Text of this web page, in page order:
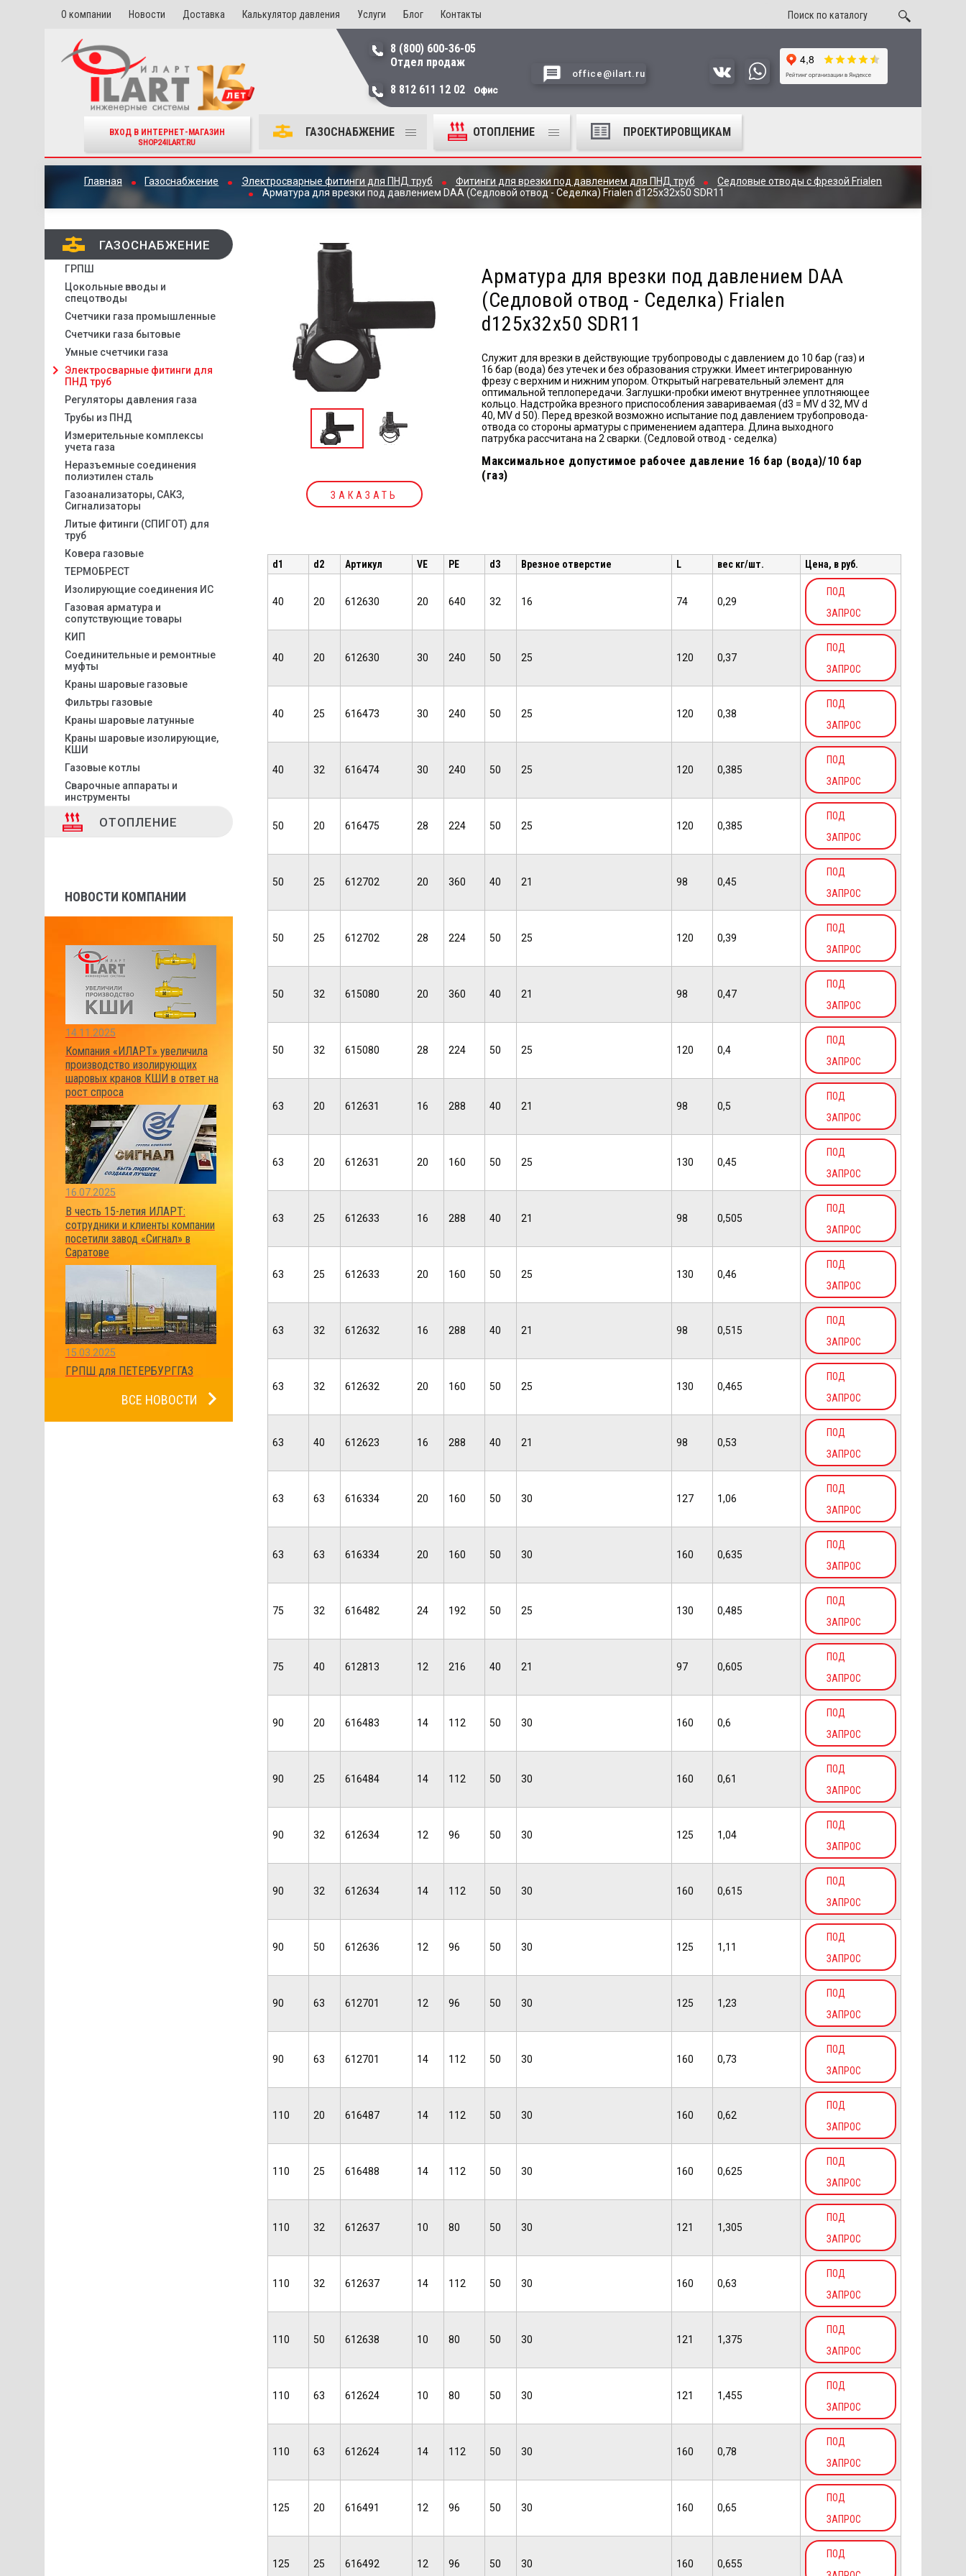
О компании Новости Доставка Калькулятор давления Услуги Блог Контакты
ВХОД В ИНТЕРНЕТ-МАГАЗИН
SHOP24ILART.RU
8 (800) 600-36-05
Отдел продаж
8 812 611 12 02
Офис
office@ilart.ru
ГАЗОСНАБЖЕНИЕ ОТОПЛЕНИЕ ПРОЕКТИРОВЩИКАМ
Главная Газоснабжение Электросварные фитинги для ПНД труб Фитинги для врезки под давлением для ПНД труб
Седловые отводы с фрезой Frialen
Арматура для врезки под давлением DAA (Седловой отвод - Седелка) Frialen d125x32x50 SDR11
ГАЗОСНАБЖЕНИЕ
ГРПШ
Цокольные вводы и
спецотводы
Счетчики газа промышленные
Счетчики газа бытовые
Умные счетчики газа
Электросварные фитинги для
ПНД труб
Регуляторы давления газа
Трубы из ПНД
Измерительные комплексы
учета газа
Неразъемные соединения
полиэтилен сталь
Газоанализаторы, САКЗ,
Сигнализаторы
Литые фитинги (СПИГОТ) для
труб
Ковера газовые
ТЕРМОБРЕСТ
Изолирующие соединения ИС
Газовая арматура и
сопутствующие товары
КИП
Соединительные и ремонтные
муфты
Краны шаровые газовые
Фильтры газовые
Краны шаровые латунные
Краны шаровые изолирующие,
КШИ
Газовые котлы
Сварочные аппараты и
инструменты
ОТОПЛЕНИЕ
НОВОСТИ КОМПАНИИ
14.11.2025
Компания «ИЛАРТ» увеличила
производство изолирующих
шаровых кранов КШИ в ответ на
рост спроса
16.07.2025
В честь 15-летия ИЛАРТ:
сотрудники и клиенты компании
посетили завод «Сигнал» в
Саратове
15.03.2025
ГРПШ для ПЕТЕРБУРГГАЗ
ВСЕ НОВОСТИ
ЗАКАЗАТЬ
Арматура для врезки под давлением DAA
(Седловой отвод - Седелка) Frialen
d125x32x50 SDR11
Служит для врезки в действующие трубопроводы с давлением до 10 бар (газ) и
16 бар (вода) без утечек и без образования стружки. Имеет интегрированную
фрезу с верхним и нижним упором. Открытый нагревательный элемент для
оптимальной теплопередачи. Заглушки-пробки имеют внутреннее уплотняющее
кольцо. Надстройка врезного приспособления завариваемая (d3 = MV d 32, MV d
40, MV d 50). Перед врезкой возможно испытание под давлением трубопровода-
отвода со стороны арматуры с применением адаптера. Длина выходного
патрубка рассчитана на 2 сварки. (Седловой отвод - седелка)
Максимальное допустимое рабочее давление 16 бар (вода)/10 бар
(газ)
d1 d2 Артикул VE PE d3 Врезное отверстие L вес кг/шт. Цена, в руб.
40 20 612630 20 640 32 16 74 0,29
ПОД
ЗАПРОС
40 20 612630 30 240 50 25 120 0,37
ПОД
ЗАПРОС
40 25 616473 30 240 50 25 120 0,38
ПОД
ЗАПРОС
40 32 616474 30 240 50 25 120 0,385
ПОД
ЗАПРОС
50 20 616475 28 224 50 25 120 0,385
ПОД
ЗАПРОС
50 25 612702 20 360 40 21 98 0,45
ПОД
ЗАПРОС
50 25 612702 28 224 50 25 120 0,39
ПОД
ЗАПРОС
50 32 615080 20 360 40 21 98 0,47
ПОД
ЗАПРОС
50 32 615080 28 224 50 25 120 0,4
ПОД
ЗАПРОС
63 20 612631 16 288 40 21 98 0,5
ПОД
ЗАПРОС
63 20 612631 20 160 50 25 130 0,45
ПОД
ЗАПРОС
63 25 612633 16 288 40 21 98 0,505
ПОД
ЗАПРОС
63 25 612633 20 160 50 25 130 0,46
ПОД
ЗАПРОС
63 32 612632 16 288 40 21 98 0,515
ПОД
ЗАПРОС
63 32 612632 20 160 50 25 130 0,465
ПОД
ЗАПРОС
63 40 612623 16 288 40 21 98 0,53
ПОД
ЗАПРОС
63 63 616334 20 160 50 30 127 1,06
ПОД
ЗАПРОС
63 63 616334 20 160 50 30 160 0,635
ПОД
ЗАПРОС
75 32 616482 24 192 50 25 130 0,485
ПОД
ЗАПРОС
75 40 612813 12 216 40 21 97 0,605
ПОД
ЗАПРОС
90 20 616483 14 112 50 30 160 0,6
ПОД
ЗАПРОС
90 25 616484 14 112 50 30 160 0,61
ПОД
ЗАПРОС
90 32 612634 12 96 50 30 125 1,04
ПОД
ЗАПРОС
90 32 612634 14 112 50 30 160 0,615
ПОД
ЗАПРОС
90 50 612636 12 96 50 30 125 1,11
ПОД
ЗАПРОС
90 63 612701 12 96 50 30 125 1,23
ПОД
ЗАПРОС
90 63 612701 14 112 50 30 160 0,73
ПОД
ЗАПРОС
110 20 616487 14 112 50 30 160 0,62
ПОД
ЗАПРОС
110 25 616488 14 112 50 30 160 0,625
ПОД
ЗАПРОС
110 32 612637 10 80 50 30 121 1,305
ПОД
ЗАПРОС
110 32 612637 14 112 50 30 160 0,63
ПОД
ЗАПРОС
110 50 612638 10 80 50 30 121 1,375
ПОД
ЗАПРОС
110 63 612624 10 80 50 30 121 1,455
ПОД
ЗАПРОС
110 63 612624 14 112 50 30 160 0,78
ПОД
ЗАПРОС
125 20 616491 12 96 50 30 160 0,65
ПОД
ЗАПРОС
125 25 616492 12 96 50 30 160 0,655
ПОД